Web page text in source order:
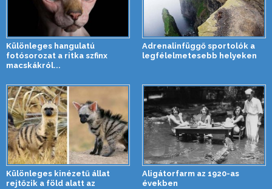
Különleges hangulatú
fotósorozat a ritka szfinx
macskákról...
Adrenalinfüggő sportolók a
legfélelmetesebb helyeken
Különleges kinézetű állat
rejtőzik a föld alatt az
Aligátorfarm az 1920-as
években